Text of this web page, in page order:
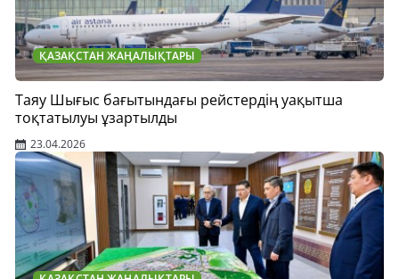
ҚАЗАҚСТАН ЖАҢАЛЫҚТАРЫ
Таяу Шығыс бағытындағы рейстердің уақытша
тоқтатылуы ұзартылды
23.04.2026